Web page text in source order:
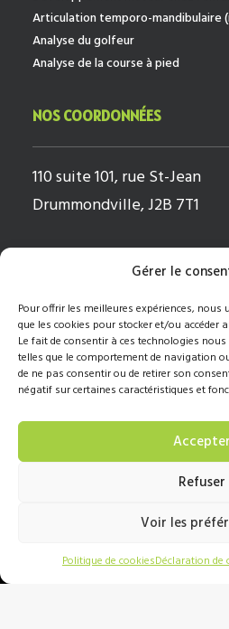
Gérer le
Pour offrir les meilleures expériences,
que les cookies pour stocker et/ou accéder
Le fait de consentir à ces technologies
telles que le comportement de navigation
de ne pas consentir ou de retirer son
négatif sur certaines caractéristiques et
Accepter
Refuser
Voir les
Politique de cookiesDéclaration de
Articulation temporo-mandibulaire
Analyse du golfeur
Analyse de la course à pied
NOS COORDONNÉES
110 suite 101, rue St-Jean
Drummondville, J2B 7T1
Mercredi8h-18h
Jeudi8h-17h
Vendredi8h-16h
info@physiosn.com